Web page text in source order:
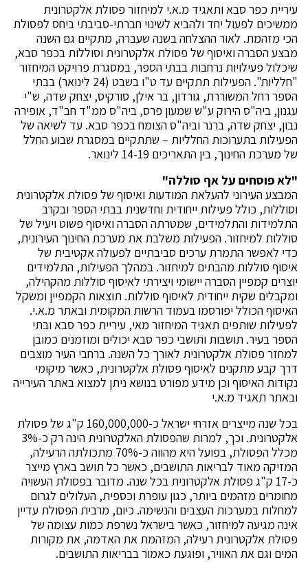
עיריית כפר סבא ותאגיד מ.א.י למיחזור פסולת אלקטרונית
ממשיכים לפעול יחד ולהביא לשינוי חברתי-סביבתי ביחס לפסולת
הכי מזהמת. לאור ההצלחה בשנה שעברה, מתקיים גם השנה
מבצע הסברה ואיסוף של פסולת אלקטרונית וסוללות בכפר סבא,
שיכלול פעילויות נרחבות בבתי הספר, במסגרת פרויקט המיחזור
"חלליות". הפעילות תתקיים עד ט"ו בשבט (24 לינואר) בבתי
הספר רחל המשוררת, גורדון, בר אילן, סורקיס, יצחק שדה, ש"י
עגנון, ביה"ס הירוק ע"ש שמעון פרס, ביה"ס ממ"ד חב"ד, אופירה
נבון, יצחק שדה, ברנר וביה"ס הצומח בכפר סבא. עד לשיאה של
הפעילות בתערוכות החלליות – שתתקיים במסגרת שבוע החלל
של מערכת החינוך, בין התאריכים 14-19 לינואר.
"לא פוסחים על אף סוללה"
המבצע העירוני להעלאת המודעות ואיסוף של פסולת אלקטרונית
וסוללות, כולל פעילות ייחודית וחדשנית בבתי הספר ובקרב
התלמידות והתלמידים, שמטרתה הסברה ואיסוף פשוט ויעיל של
סוללות למיחזור. הפעילות משלבת את מערכת החינוך העירונית,
כדי לאפשר התמרת ערכים סביבתיים לפעולה אקטיבית של
איסוף סוללות מהבתים למיחזור. במהלך הפעילות, התלמידים
יוצרים קמפיין הסברה יישומי ויצירתי לאיסוף סוללות מהקהילה,
ומקבלים שקית ייחודית לאיסוף סוללות. תוצאות הקמפיין ומשקל
האיסוף הכולל יפורסמו בעמוד הרשות המקומית ובאתר מ.א.י.
לפעילות שותפים תאגיד המיחזור מאי, עיריית כפר סבא ובתי
הספר בעיר. תושבות ותושבי כפר סבא יכולים ומוזמנים כמובן
למחזר פסולת אלקטרונית לאורך כל השנה. ברחבי העיר מוצבים
דרך קבע מתקנים לאיסוף פסולת אלקטרונית, כאשר מיקומי
נקודות האיסוף וכן מידע מפורט בנושא ניתן למצוא באתר העירייה
ובאתר תאגיד מ.א.י
בכל שנה מייצרים אזרחי ישראל כ-160,000,000 ק"ג של פסולת
אלקטרונית. וכך, למרות שהפסולת האלקטרונית הינה רק כ-3%
מכלל הפסולת, בפועל היא מהווה כ-70% מתכולתה הרעילה,
המזיקה מאוד לבריאות התושבים, כאשר כל תושב בארץ מייצר
כ-17 ק"ג פסולת אלקטרונית בכל שנה. מדובר בפסולת העשויה
מחומרים מזהמים ביותר, כגון עופרת וכספית, העלולים לגרום
למחלות במערכות העצבים והנשימה. כיום, מרבית הפסולת עדיין
אינה מגיעה למיחזור, כאשר בישראל נשרפת כמות עצומה של
פסולת אלקטרונית רעילה, המזהמת את האדמה, את מקורות
המים וגם את האוויר, ופוגעת כאמור בבריאות התושבים.